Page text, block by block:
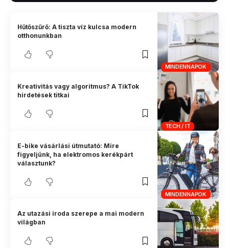
MINDENNAPOK
Hűtőszűrő: A tiszta víz kulcsa modern
otthonunkban
TECH / IT
Kreativitás vagy algoritmus? A TikTok
hirdetések titkai
MINDENNAPOK
E-bike vásárlási útmutató: Mire
figyeljünk, ha elektromos kerékpárt
választunk?
Az utazási iroda szerepe a mai modern
világban